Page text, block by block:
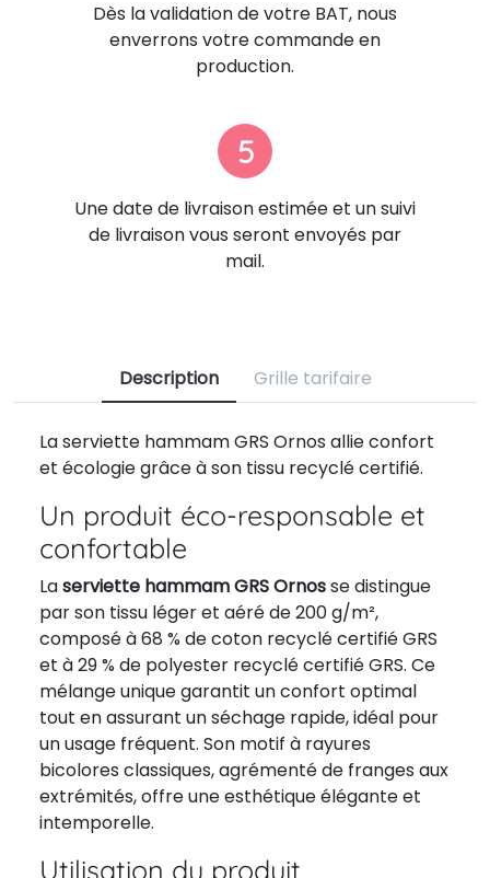
Dès la validation de votre BAT, nous
enverrons votre commande en
production.
5
Une date de livraison estimée et un suivi
de livraison vous seront envoyés par
mail.
Description Grille tarifaire
La serviette hammam GRS Ornos allie confort
et écologie grâce à son tissu recyclé certifié.
Un produit éco-responsable et
confortable
Laserviette hammam GRS Ornosse distingue
par son tissu léger et aéré de 200 g/m²,
composé à 68 % de coton recyclé certifié GRS
et à 29 % de polyester recyclé certifié GRS. Ce
mélange unique garantit un confort optimal
tout en assurant un séchage rapide, idéal pour
un usage fréquent. Son motif à rayures
bicolores classiques, agrémenté de franges aux
extrémités, offre une esthétique élégante et
intemporelle.
Utilisation du produit